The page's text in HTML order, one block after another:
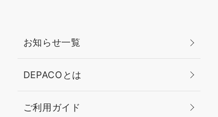
お知らせ一覧
DEPACOとは
ご利用ガイド